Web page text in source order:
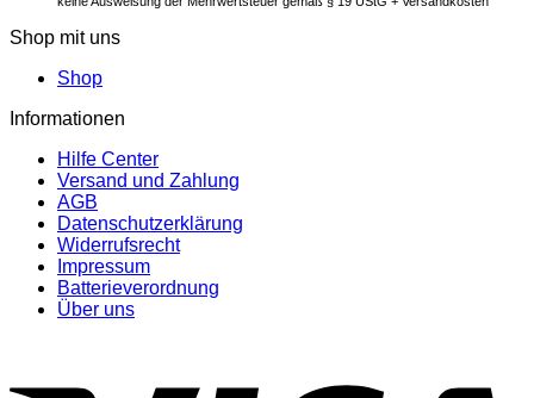
Shop mit uns
Shop
Informationen
Hilfe Center
Versand und Zahlung
AGB
Datenschutzerklärung
Widerrufsrecht
Impressum
Batterieverordnung
Über uns